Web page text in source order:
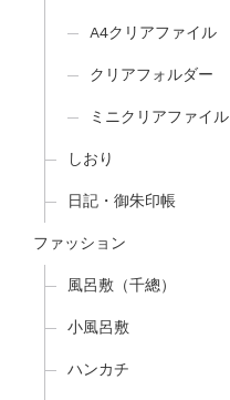
A4クリアファイル
クリアフォルダー
ミニクリアファイル
しおり
日記・御朱印帳
ファッション
風呂敷（千總）
小風呂敷
ハンカチ